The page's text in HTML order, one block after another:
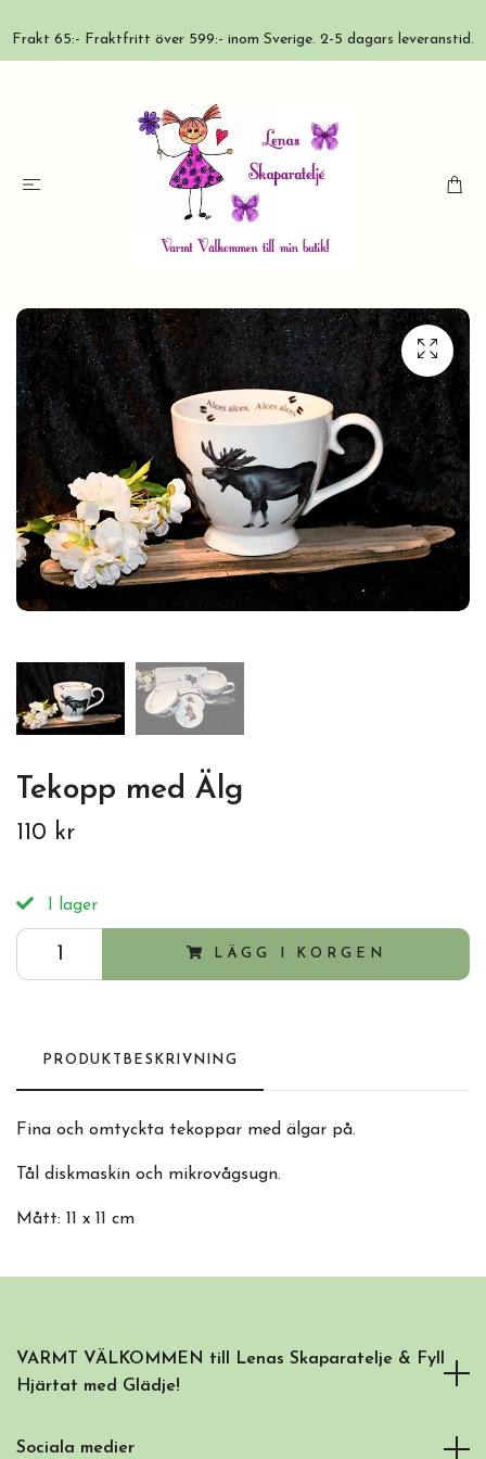
Frakt 65:- Fraktfritt över 599:- inom Sverige. 2-5 dagars leveranstid.
Tekopp med Älg
110 kr
I lager
LÄGG I KORGEN
PRODUKTBESKRIVNING
Fina och omtyckta tekoppar med älgar på.
Tål diskmaskin och mikrovågsugn.
Mått: 11 x 11 cm
VARMT VÄLKOMMEN till Lenas Skaparatelje & Fyll
Hjärtat med Glädje!
Sociala medier